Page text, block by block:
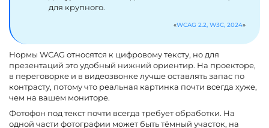
для крупного.
WCAG 2.2, W3C, 2024
Нормы WCAG относятся к цифровому тексту, но для
презентаций это удобный нижний ориентир. На проекторе,
в переговорке и в видеозвонке лучше оставлять запас по
контрасту, потому что реальная картинка почти всегда хуже,
чем на вашем мониторе.
Фотофон под текст почти всегда требует обработки. На
одной части фотографии может быть тёмный участок, на